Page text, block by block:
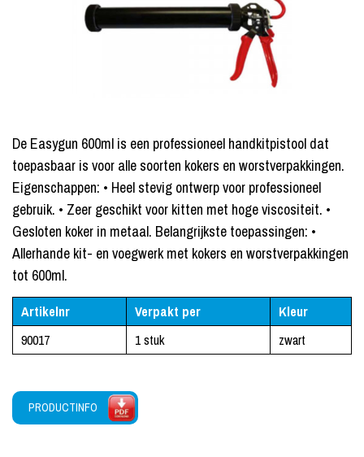
De Easygun 600ml is een professioneel handkitpistool dat
toepasbaar is voor alle soorten kokers en worstverpakkingen.
Eigenschappen: • Heel stevig ontwerp voor professioneel
gebruik. • Zeer geschikt voor kitten met hoge viscositeit. •
Gesloten koker in metaal. Belangrijkste toepassingen: •
Allerhande kit- en voegwerk met kokers en worstverpakkingen
tot 600ml.
Artikelnr Verpakt per
Kleur
90017
1 stuk zwart
PRODUCTINFO